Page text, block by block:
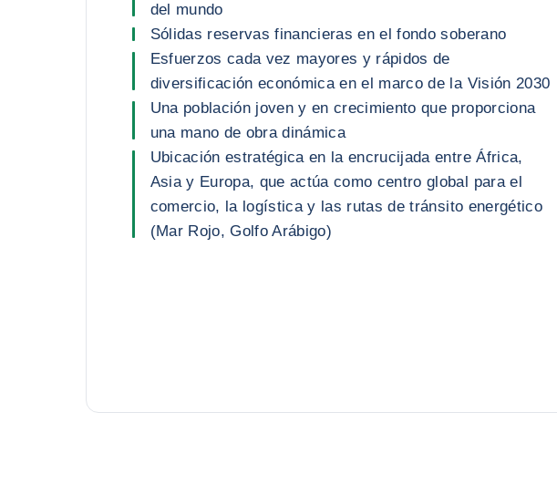
del mundo
Sólidas reservas financieras en el fondo soberano
Esfuerzos cada vez mayores y rápidos de
diversificación económica en el marco de la Visión 2030
Una población joven y en crecimiento que proporciona
una mano de obra dinámica
Ubicación estratégica en la encrucijada entre África,
Asia y Europa, que actúa como centro global para el
comercio, la logística y las rutas de tránsito energético
(Mar Rojo, Golfo Arábigo)